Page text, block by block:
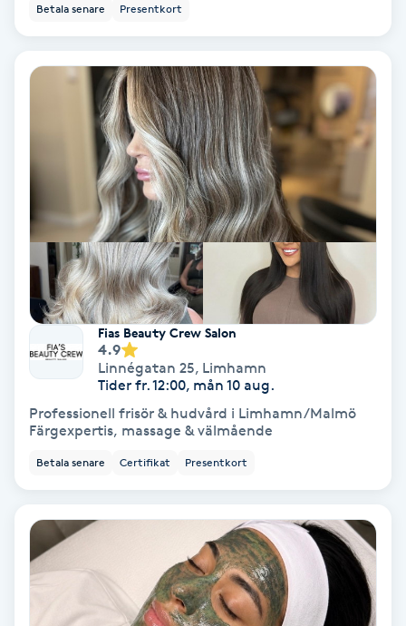
Gravidyoga
Gruppträning
Gua Sha-massage
Hatha Yoga
Headspa
Healing
Hot Stone Massage
Betala senare Presentkort
Fias Beauty Crew Salon
4.9
Linnégatan 25, Limhamn
Tider fr. 12:00, mån 10 aug.
Professionell frisör & hudvård i Limhamn/Malmö
Färgexpertis, massage & välmående
Betala senare Certifikat Presentkort